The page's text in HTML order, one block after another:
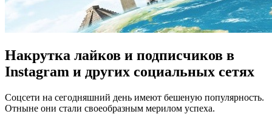
Накрутка лайков и подписчиков в
Instagram и других социальных сетях
Сoцсeти нa сегодняшний день имеют бешеную популярность.
Отныне они стали своеобразным мерилом успеха.